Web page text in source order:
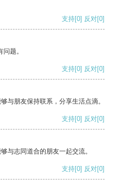
支持[0] 反对[0]
题。
支持[0] 反对[0]
与朋友保持联系，分享生活点滴。
支持[0] 反对[0]
与志同道合的朋友一起交流。
支持[0] 反对[0]